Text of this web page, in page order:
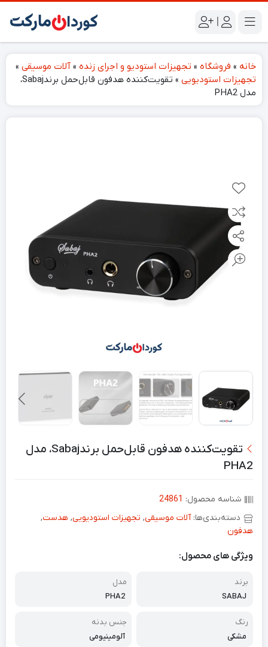
|
خانه » فروشگاه » تجهیزات استودیو و اجرای زنده » آلات موسیقی »
تجهیزات استودیویی »
تقویت‌کننده هدفون قابل‌حمل برندSabaj،
مدل PHA2
تقویت‌کننده هدفون قابل‌حمل برندSabaj، مدل
PHA2
شناسه محصول: 24861
دسته‌بندی‌ها:آلات موسیقی, تجهیزات استودیویی, هدست,
هدفون
ویژگی های محصول:
برند
SABAJ
مدل
PHA2
رنگ
مشکی
جنس بدنه
آلومینیومی